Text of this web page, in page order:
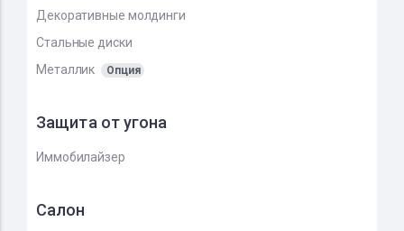
Декоративные молдинги
Стальные диски
Металлик
Опция
Защита от угона
Иммобилайзер
Салон